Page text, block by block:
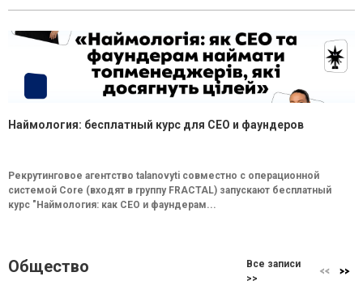
Наймология: бесплатный курс для CEO и фаундеров
Рекрутинговое агентство talanovyti совместно с операционной
системой Core (входят в группу FRACTAL) запускают бесплатный
курс "Наймология: как СEO и фаундерам...
Общество
Все записи
>>